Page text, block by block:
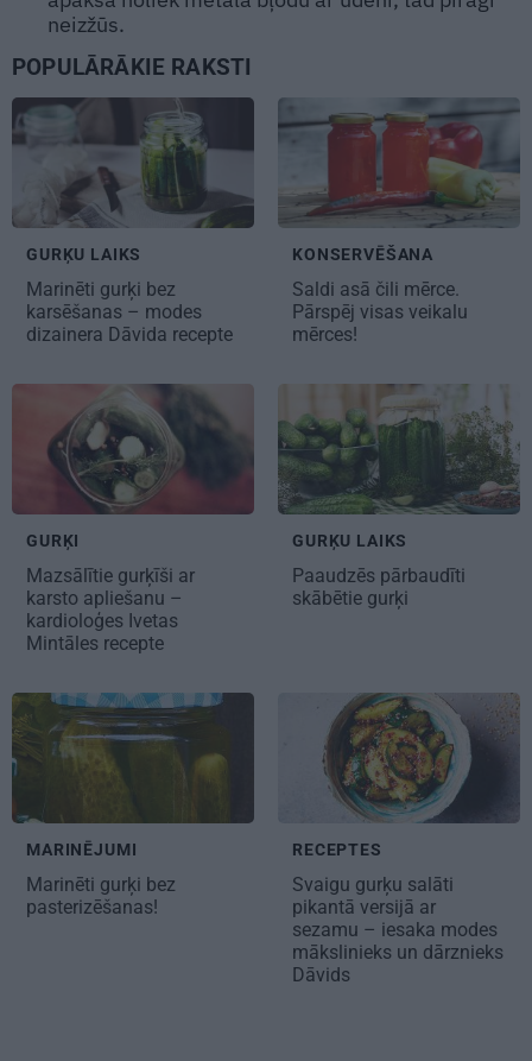
neizžūs.
POPULĀRĀKIE RAKSTI
GURĶU LAIKS
Marinēti gurķi bez
karsēšanas – modes
dizainera Dāvida recepte
KONSERVĒŠANA
Saldi asā čili mērce.
Pārspēj visas veikalu
mērces!
GURĶI
Mazsālītie gurķīši ar
karsto apliešanu –
kardioloģes Ivetas
Mintāles recepte
GURĶU LAIKS
Paaudzēs pārbaudīti
skābētie gurķi
MARINĒJUMI
Marinēti gurķi bez
pasterizēšanas!
RECEPTES
Svaigu gurķu salāti
pikantā versijā ar
sezamu – iesaka modes
mākslinieks un dārznieks
Dāvids